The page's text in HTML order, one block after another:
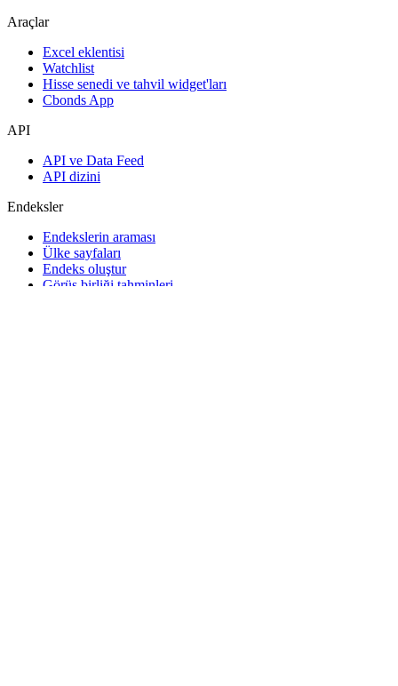
Araçlar
Excel eklentisi
Watchlist
Hisse senedi ve tahvil widget'ları
Cbonds App
API
API ve Data Feed
API dizini
Endeksler
Endekslerin araması
Ülke sayfaları
Endeks oluştur
Görüş birliği tahminleri